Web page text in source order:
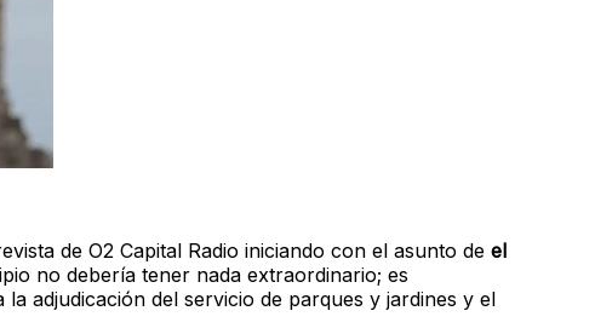
de O2 Capital Radio iniciando con el asunto de el
no debería tener nada extraordinario; es
adjudicación del servicio de parques y jardines y el